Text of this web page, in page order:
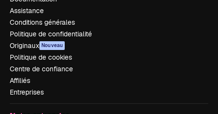
Assistance
Conditions générales
Politique de confidentialité
Originaux Nouveau
Politique de cookies
Centre de confiance
Affiliés
Entreprises